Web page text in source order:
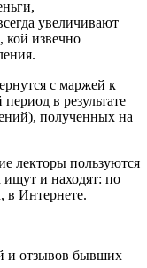
увеличивают
кой извечно
с маржей к
в результате
полученных на
лекторы пользуются
ищут и находят: по
в Интернете.
и отзывов бывших